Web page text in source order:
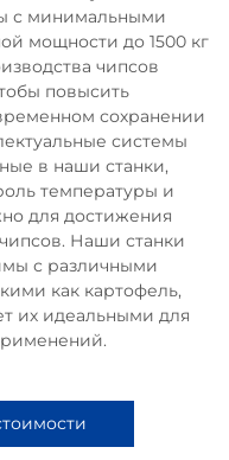
с минимальными
мощности до 1500 кг
чипсов
повысить
сохранении
системы
в наши станки,
температуры и
для достижения
Наши станки
с различными
как картофель,
их идеальными для